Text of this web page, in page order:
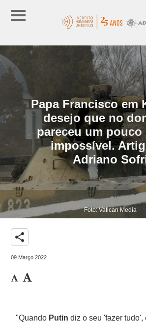
Papa Francisco em
desejo que no
pareceu um pouco
impossível.
Adriano
Foto: Vatican Media
share
09 Março 2022
"Quando Putin diz o seu 'fazer tudo',